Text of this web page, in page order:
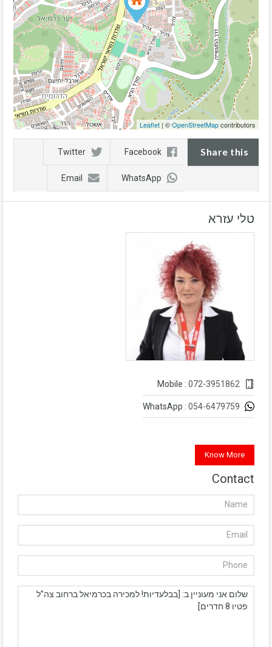
Leaflet | ©OpenStreetMapcontributors
Share this
Facebook
Twitter
WhatsApp
Email
טלי עזרא
072-3951862
054-6479759
Know More
Contact